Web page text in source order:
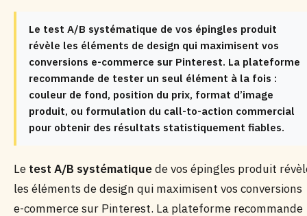
Le test A/B systématique de vos épingles produit
révèle les éléments de design qui maximisent vos
conversions e-commerce sur Pinterest. La plateforme
recommande de tester un seul élément à la fois :
couleur de fond, position du prix, format d’image
produit, ou formulation du call-to-action commercial
pour obtenir des résultats statistiquement fiables.
Le test A/B systématiquede vos épingles produit
les éléments de design qui maximisent vos conversions
e-commerce sur Pinterest. La plateforme recommande